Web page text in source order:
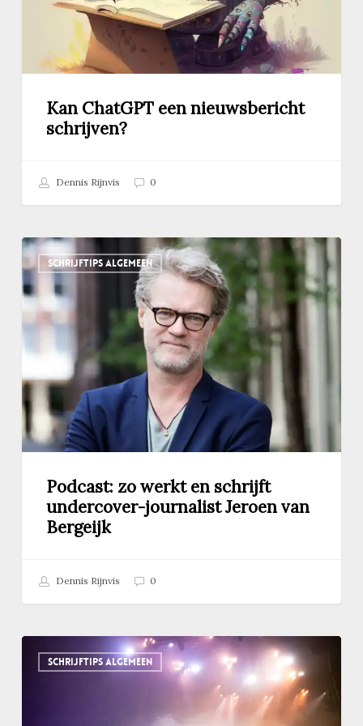
Kan ChatGPT een nieuwsbericht
schrijven?
Dennis Rijnvis 0
SCHRIJFTIPS ALGEMEEN
Podcast:
zo
werkt
en
schrijft
journalist
Jeroen
van
Bergeijk
Podcast: zo werkt en schrijft
undercover-journalist Jeroen van
Bergeijk
Dennis Rijnvis 0
SCHRIJFTIPS ALGEMEEN